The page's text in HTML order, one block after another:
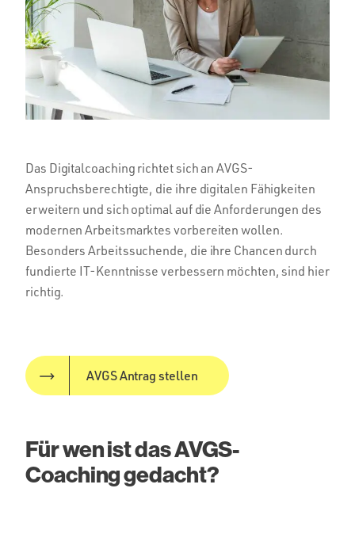
Das Digitalcoaching richtet sich an AVGS-
Anspruchsberechtigte, die ihre digitalen Fähigkeiten
erweitern und sich optimal auf die Anforderungen des
modernen Arbeitsmarktes vorbereiten wollen.
Besonders Arbeitssuchende, die ihre Chancen durch
fundierte IT-Kenntnisse verbessern möchten, sind hier
richtig.
AVGS Antrag stellen
Für wen ist das AVGS-
Coaching gedacht?